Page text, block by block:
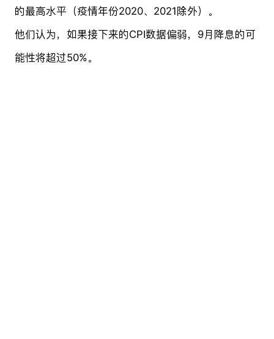
的最高水平（疫情年份2020、2021除外）。
他们认为，如果接下来的CPI数据偏弱，9月降息的可
能性将超过50%。